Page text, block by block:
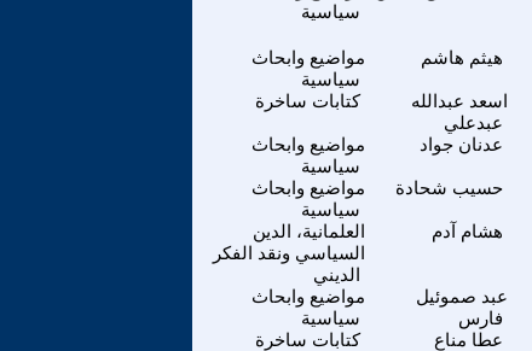
سياسية
مواضيع وابحاث
سياسية
هيثم هاشم
كتابات ساخرة
اسعد عبدالله
عبدعلي
مواضيع وابحاث
سياسية
عدنان جواد
مواضيع وابحاث
سياسية
حسيب شحادة
العلمانية، الدين
السياسي ونقد الفكر
الديني
هشام آدم
مواضيع وابحاث
سياسية
عبد صموئيل
فارس
كتابات ساخرة عطا مناع